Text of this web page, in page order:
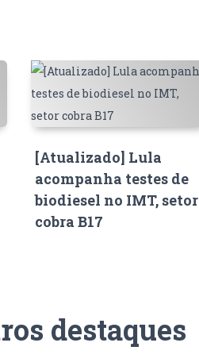
[Atualizado] Lula
acompanha testes de
biodiesel no IMT, setor
cobra B17
destaques